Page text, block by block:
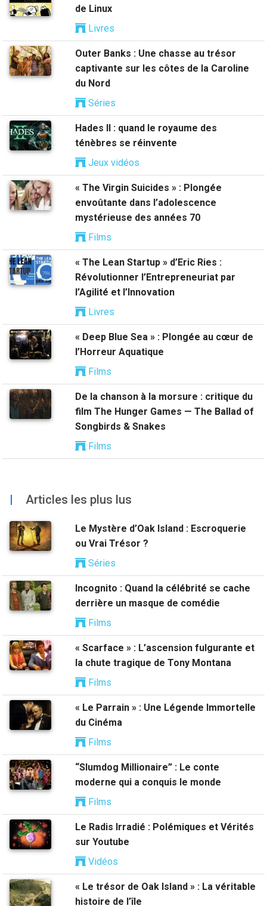
de Linux
Livres
Outer Banks : Une chasse au trésor
captivante sur les côtes de la Caroline
du Nord
Séries
Hades II : quand le royaume des
ténèbres se réinvente
Jeux vidéos
« The Virgin Suicides » : Plongée
envoûtante dans l’adolescence
mystérieuse des années 70
Films
« The Lean Startup » d’Eric Ries :
Révolutionner l’Entrepreneuriat par
l’Agilité et l’Innovation
Livres
« Deep Blue Sea » : Plongée au cœur de
l’Horreur Aquatique
Films
De la chanson à la morsure : critique du
film The Hunger Games — The Ballad of
Songbirds & Snakes
Films
| Articles les plus lus
Le Mystère d’Oak Island : Escroquerie
ou Vrai Trésor ?
Séries
Incognito : Quand la célébrité se cache
derrière un masque de comédie
Films
« Scarface » : L’ascension fulgurante et
la chute tragique de Tony Montana
Films
« Le Parrain » : Une Légende Immortelle
du Cinéma
Films
“Slumdog Millionaire” : Le conte
moderne qui a conquis le monde
Films
Le Radis Irradié : Polémiques et Vérités
sur Youtube
Vidéos
« Le trésor de Oak Island » : La véritable
histoire de l’île